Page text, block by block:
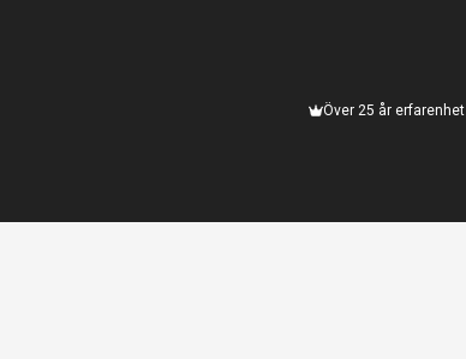
Över 25 år erfarenhet